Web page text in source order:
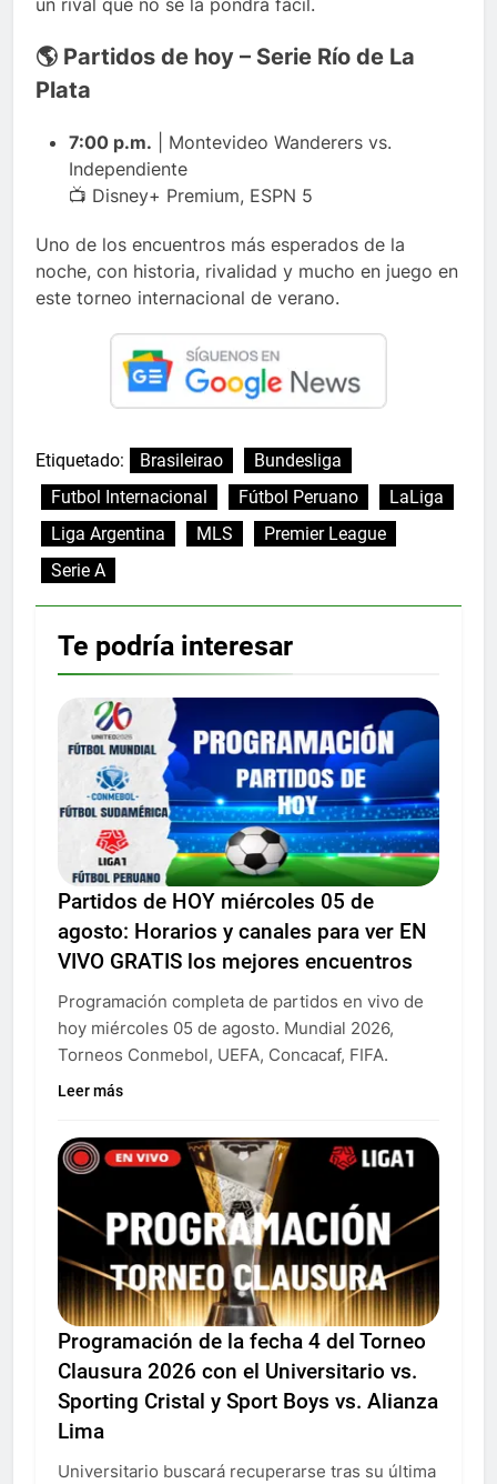
🌎 Partidos de hoy – Serie Río de La
Plata
7:00 p.m. | Montevideo Wanderers vs.
Independiente
📺 Disney+ Premium, ESPN 5
Uno de los encuentros más esperados de la
noche, con historia, rivalidad y mucho en juego en
este torneo internacional de verano.
Etiquetado: Brasileirao
Bundesliga
Futbol Internacional
Fútbol Peruano
LaLiga
Liga Argentina
MLS
Premier League
Serie A
Te podría interesar
Partidos de HOY miércoles 05 de
agosto: Horarios y canales para ver EN
VIVO GRATIS los mejores encuentros
Programación completa de partidos en vivo de
hoy miércoles 05 de agosto. Mundial 2026,
Torneos Conmebol, UEFA, Concacaf, FIFA.
Leer más
Programación de la fecha 4 del Torneo
Clausura 2026 con el Universitario vs.
Sporting Cristal y Sport Boys vs. Alianza
Lima
Universitario buscará recuperarse tras su última